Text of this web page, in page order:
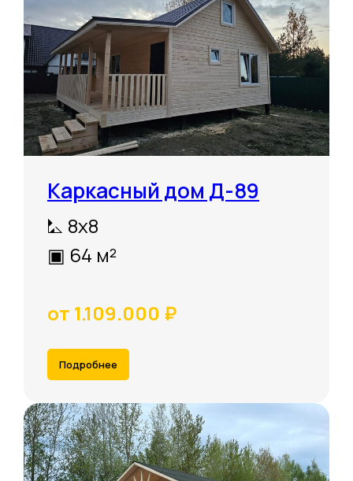
Каркасный дом Д-89
⛡ 8х8
▣ 64 м²
от 1.109.000 ₽
Подробнее